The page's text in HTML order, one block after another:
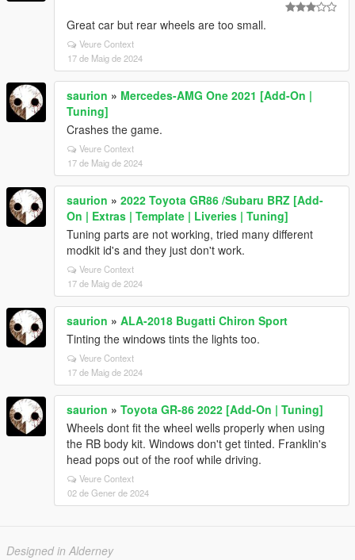
Great car but rear wheels are too small.
Veure Context
17 de Maig de 2024
saurion » Mercedes-AMG One 2021 [Add-On |
Tuning]
Crashes the game.
Veure Context
17 de Maig de 2024
saurion » 2022 Toyota GR86 /Subaru BRZ [Add-
On | Extras | Template | Liveries | Tuning]
Tuning parts are not working, tried many different
modkit id's and they just don't work.
Veure Context
17 de Maig de 2024
saurion » ALA-2018 Bugatti Chiron Sport
Tinting the windows tints the lights too.
Veure Context
17 de Maig de 2024
saurion » Toyota GR-86 2022 [Add-On | Tuning]
Wheels dont fit the wheel wells properly when using
the RB body kit. Windows don't get tinted. Franklin's
head pops out of the roof while driving.
Veure Context
02 de Gener de 2024
Designed in Alderney